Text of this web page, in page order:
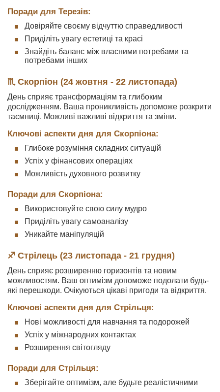
Поради для Терезів:
Довіряйте своєму відчуттю справедливості
Приділіть увагу естетиці та красі
Знайдіть баланс між власними потребами та
потребами інших
♏ Скорпіон (24 жовтня - 22 листопада)
День сприяє трансформаціям та глибоким
дослідженням. Ваша проникливість допоможе розкрити
таємниці. Можливі важливі відкриття та зміни.
Ключові аспекти дня для Скорпіона:
Глибоке розуміння складних ситуацій
Успіх у фінансових операціях
Можливість духовного розвитку
Поради для Скорпіона:
Використовуйте свою силу мудро
Приділіть увагу самоаналізу
Уникайте маніпуляцій
♐ Стрілець (23 листопада - 21 грудня)
День сприяє розширенню горизонтів та новим
можливостям. Ваш оптимізм допоможе подолати будь-
які перешкоди. Очікуються цікаві пригоди та відкриття.
Ключові аспекти дня для Стрільця:
Нові можливості для навчання та подорожей
Успіх у міжнародних контактах
Розширення світогляду
Поради для Стрільця:
Зберігайте оптимізм, але будьте реалістичними